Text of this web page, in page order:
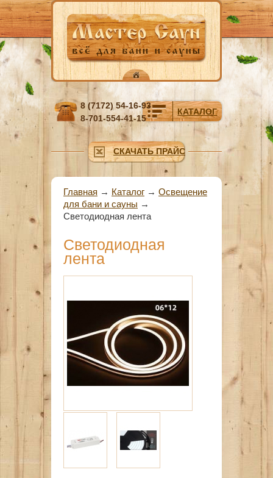
Перейти к основному содержанию
КАТАЛОГ
8 (7172) 54-16-93
8-701-554-41-15
СКАЧАТЬ ПРАЙС
Вы здесь
Главная → Каталог → Освещение
для бани и сауны →
Светодиодная лента
Светодиодная
лента